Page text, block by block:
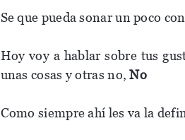
Se que pueda sonar un poco
Hoy voy a hablar sobre tus
unas cosas y otras no,No
Como siempre ahí les va la